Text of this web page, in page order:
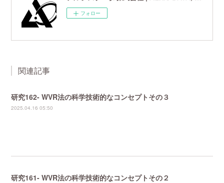
フォロー
関連記事
研究162- WVR法の科学技術的なコンセプトその３
2025.04.16 05:50
研究161- WVR法の科学技術的なコンセプトその２